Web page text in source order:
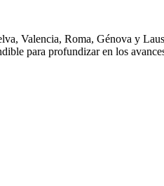
Valencia, Roma, Génova y
para profundizar en los